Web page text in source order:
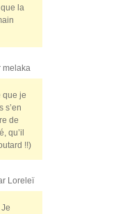
la
melaka
que je
s’en
de
qu’il
!!)
Loreleï